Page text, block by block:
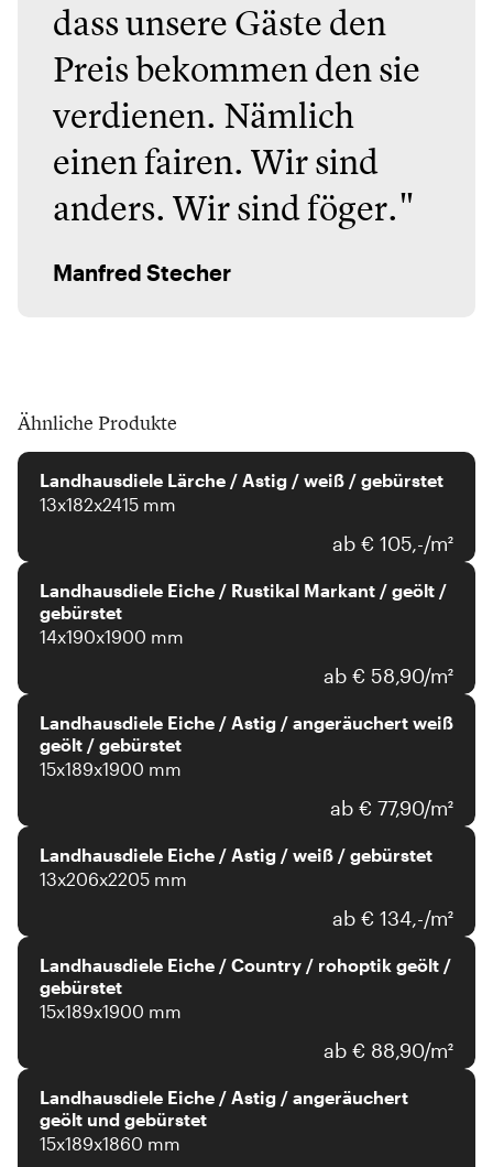
dass unsere Gäste den
Preis bekommen den sie
verdienen. Nämlich
einen fairen. Wir sind
anders. Wir sind föger."
Manfred Stecher
Ähnliche Produkte
Landhausdiele Lärche / Astig / weiß / gebürstet
13x182x2415 mm
ab € 105,-/m²
Landhausdiele Eiche / Rustikal Markant / geölt /
gebürstet
14x190x1900 mm
ab € 58,90/m²
Landhausdiele Eiche / Astig / angeräuchert weiß
geölt / gebürstet
15x189x1900 mm
ab € 77,90/m²
Landhausdiele Eiche / Astig / weiß / gebürstet
13x206x2205 mm
ab € 134,-/m²
Landhausdiele Eiche / Country / rohoptik geölt /
gebürstet
15x189x1900 mm
ab € 88,90/m²
Landhausdiele Eiche / Astig / angeräuchert
geölt und gebürstet
15x189x1860 mm